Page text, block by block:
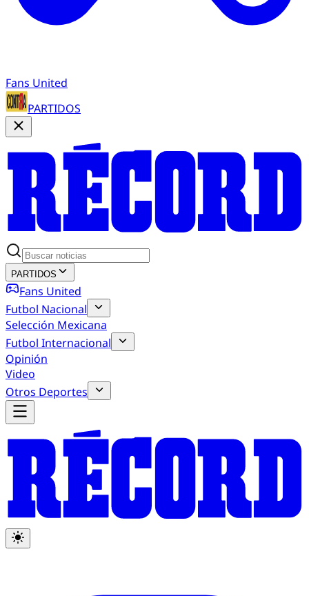
Fans United
PARTIDOS
PARTIDOS
Fans United
Futbol Nacional
Selección Mexicana
Futbol Internacional
Opinión
Video
Otros Deportes